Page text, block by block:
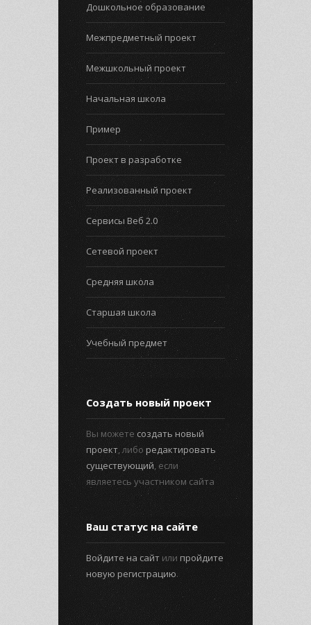
Дошкольное образование
Межпредметный проект
Межшкольный проект
Начальная школа
Пример
Проект в разработке
Реализованный проект
Сервисы Веб 2.0
Сетевой проект
Средняя школа
Старшая школа
Учебный предмет
Создать новый проект
Вы можете создать новый
проект, либо редактировать
существующий, если
являетесь участником сайта
Ваш статус на сайте
Войдите на сайт или пройдите
новую регистрацию.